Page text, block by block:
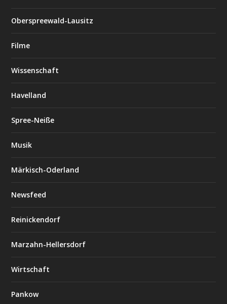
Oberspreewald-Lausitz
Filme
Wissenschaft
Havelland
Spree-Neiße
Musik
Märkisch-Oderland
Newsfeed
Reinickendorf
Marzahn-Hellersdorf
Wirtschaft
Pankow